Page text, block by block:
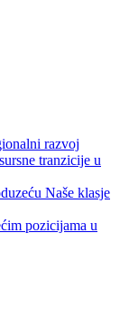
razvoj
tranzicije u
Naše klasje
pozicijama u